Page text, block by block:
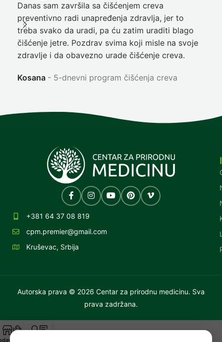
Danas sam završila sa čišćenjem creva
preventivno radi unapređenja zdravlja, jer to
treba svako da uradi, pa ću zatim uraditi blago
čišćenje jetre. Pozdrav svima koji misle na svoje
zdravlje i da obavezno urade čišćenje creva.
Kosana 5-dnevni program čišćenja creva
+381 64 37 08 819
cpm.premier@gmail.com
Kruševac, Srbija
Autorska prava © 2026 Centar za prirodnu medicinu. Sva
prava zadržana.